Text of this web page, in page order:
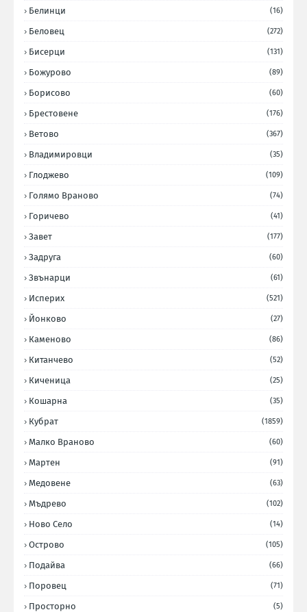
Белинци (16)
Беловец (272)
Бисерци (131)
Божурово (89)
Борисово (60)
Брестовене (176)
Ветово (367)
Владимировци (35)
Глоджево (109)
Голямо Враново (74)
Горичево (41)
Завет (177)
Задруга (60)
Звънарци (61)
Исперих (521)
Йонково (27)
Каменово (86)
Китанчево (52)
Киченица (25)
Кошарна (35)
Кубрат (1859)
Малко Враново (60)
Мартен (91)
Медовене (63)
Мъдрево (102)
Ново Село (14)
Острово (105)
Подайва (66)
Поровец (71)
Просторно (5)